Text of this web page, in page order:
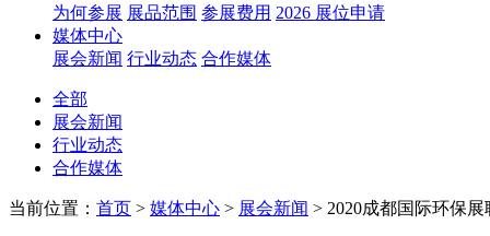
为何参展 展品范围 参展费用 2026 展位申请
媒体中心
展会新闻 行业动态 合作媒体
全部
展会新闻
行业动态
合作媒体
当前位置： 首页 > 媒体中心 > 展会新闻 > 2020成都国际环保